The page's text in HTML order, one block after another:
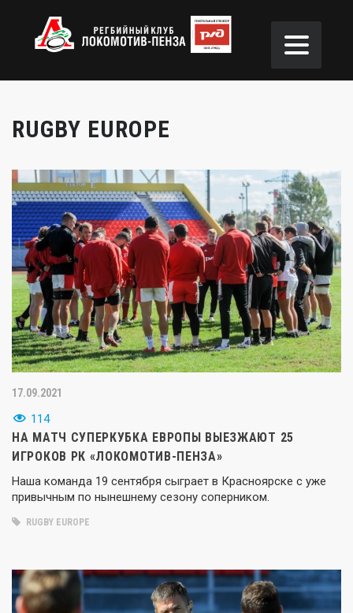
RUGBY EUROPE
17.09.2021
114
НА МАТЧ СУПЕРКУБКА ЕВРОПЫ ВЫЕЗЖАЮТ 25
ИГРОКОВ РК «ЛОКОМОТИВ-ПЕНЗА»
Наша команда 19 сентября сыграет в Красноярске с уже
привычным по нынешнему сезону соперником.
RUGBY EUROPE